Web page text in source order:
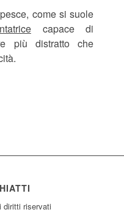
come si suole
capace di
più distratto che
riservati